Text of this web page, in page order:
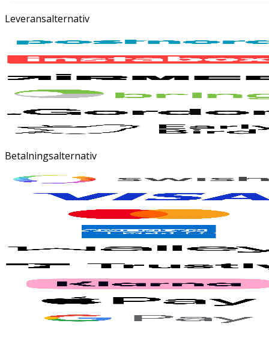
Leveransalternativ
Betalningsalternativ